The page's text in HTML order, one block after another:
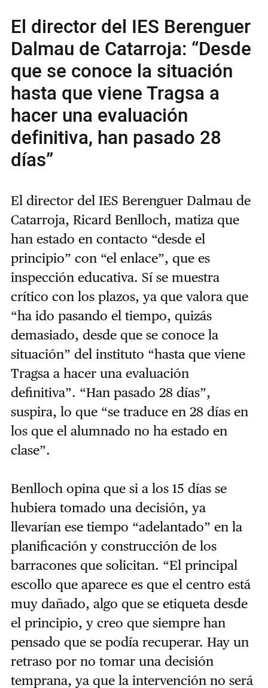
El director del IES Berenguer
Dalmau de Catarroja: “Desde
que se conoce la situación
hasta que viene Tragsa a
hacer una evaluación
definitiva, han pasado 28
días”
El director del IES Berenguer Dalmau de
Catarroja, Ricard Benlloch, matiza que
han estado en contacto “desde el
principio” con “el enlace”, que es
inspección educativa. Sí se muestra
crítico con los plazos, ya que valora que
“ha ido pasando el tiempo, quizás
demasiado, desde que se conoce la
situación” del instituto “hasta que viene
Tragsa a hacer una evaluación
definitiva”. “Han pasado 28 días”,
suspira, lo que “se traduce en 28 días en
los que el alumnado no ha estado en
clase”.
Benlloch opina que si a los 15 días se
hubiera tomado una decisión, ya
llevarían ese tiempo “adelantado” en la
planificación y construcción de los
barracones que solicitan. “El principal
escollo que aparece es que el centro está
muy dañado, algo que se etiqueta desde
el principio, y creo que siempre han
pensado que se podía recuperar. Hay un
retraso por no tomar una decisión
temprana, ya que la intervención no será